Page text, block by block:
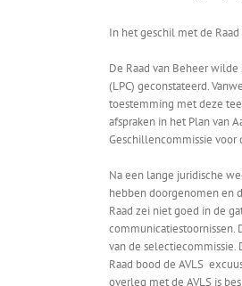
In het geschil met de
De Raad van Beheer
(LPC) geconstateerd.
toestemming met deze
afspraken in het Plan van
Geschillencommissie voor
Na een lange juridische
hebben doorgenomen en
Raad zei niet goed in de
communicatiestoornissen.
van de selectiecommissie.
Raad bood de AVLS
overleg met de AVLS is